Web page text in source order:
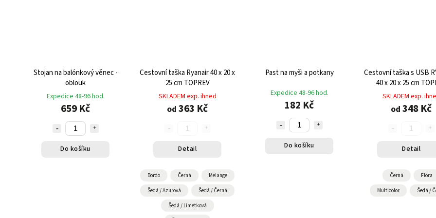
Stojan na balónkový věnec -
oblouk
Expedice 48-96 hod.
659 Kč
Do košíku
Cestovní taška Ryanair 40 x 20 x
25 cm TOPREV
SKLADEM exp. ihned
od 363 Kč
Detail
Bordo Černá Melange
Šedá / Azurová Šedá / Černá
Šedá / Limetková
Past na myši a potkany
Expedice 48-96 hod.
182 Kč
Do košíku
Cestovní taška s USB
40 x 20 x 25 cm
SKLADEM exp.
od 348 Kč
Detail
Černá Flora
Multicolor Šedá /